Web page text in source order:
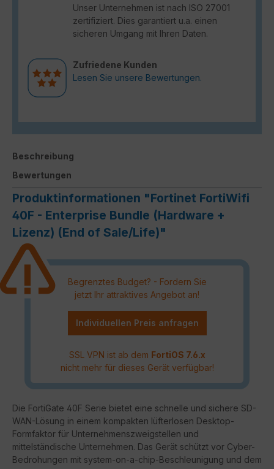
Unser Unternehmen ist nach ISO 27001
zertifiziert. Dies garantiert u.a. einen
sicheren Umgang mit Ihren Daten.
Zufriedene Kunden
Lesen Sie unsere Bewertungen.
Beschreibung
Bewertungen
Produktinformationen "Fortinet FortiWifi
40F - Enterprise Bundle (Hardware +
Lizenz) (End of Sale/Life)"
Begrenztes Budget? - Fordern Sie
jetzt Ihr attraktives Angebot an!
Individuellen Preis anfragen
SSL VPN ist ab dem FortiOS 7.6.x
nicht mehr für dieses Gerät verfügbar!
Die FortiGate 40F Serie bietet eine schnelle und sichere SD-
WAN-Lösung in einem kompakten lüfterlosen Desktop-
Formfaktor für Unternehmenszweigstellen und
mittelständische Unternehmen. Das Gerät schützt vor Cyber-
Bedrohungen mit system-on-a-chip-Beschleunigung und dem